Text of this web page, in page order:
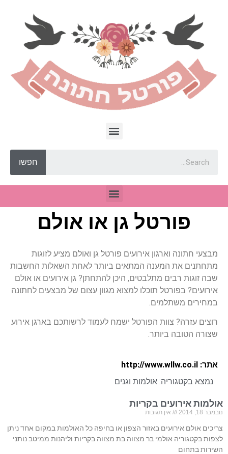
חפשו
פורטל גן או אולם
מבצעי חתונה וארגון אירועים פורטל גן ואולם מציע לזוגות
מתחתנים את המענה המתאים ביותר לאחת השאלות החשבות
שבה זוגות רבים מתלבטים, היכן להתחתן? גן אירועים או אולם
אירועים? בפורטל תוכלו למצוא מגוון עצום של מבצעים לחתונה
במחירים משתלמים.
רוצים עזרה? צוות הפורטל ישמח לעמוד לרשותכם בארגן אירוע
שצורה הטובה ביותר.
אתר: http://www.wllw.co.il
נמצא בקטגוריה: אולמות וגנים
אולמות אירועים בקריות
נובמבר 18, 2014 אין תגובות
צריכים אולם אירועים באזור הצפון או בחיפה כל האולמות במקום אחד ניתן
לצפות בקטגוריה אולמי בר מצווה בת מצווה בקריות וליהנות ממיטב נותני
השירות בתחום